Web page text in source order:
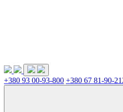
+380 93 00-93-800 +380 67 81-90-